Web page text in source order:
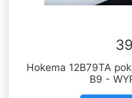
Hokema 12B79TA
B9 -